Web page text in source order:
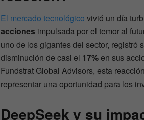
El mercado tecnológico vivió un día
acciones impulsada por el temor al
uno de los gigantes del sector, registró
disminución de casi el 17%en sus
Fundstrat Global Advisors, esta
representar una oportunidad para los
DeepSeek y su